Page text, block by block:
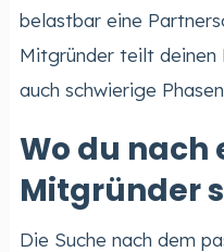
belastbar eine
Mitgründer teilt deinen
auch schwierige
Wo du nach
Mitgründer
Die Suche nach dem